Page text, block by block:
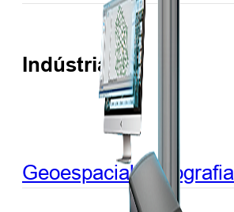
Indústrias
GeoespacialHidrografia